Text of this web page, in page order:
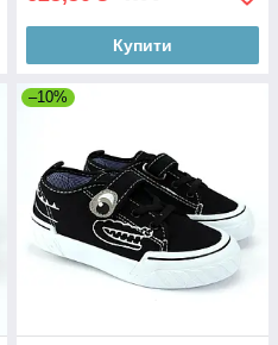
Купити
–10%